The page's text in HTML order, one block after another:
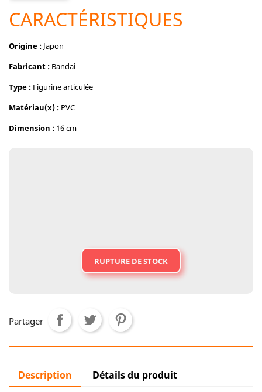
CARACTÉRISTIQUES
Origine : Japon
Fabricant : Bandai
Type : Figurine articulée
Matériau(x) : PVC
Dimension : 16 cm
RUPTURE DE STOCK
Partager
Description Détails du produit